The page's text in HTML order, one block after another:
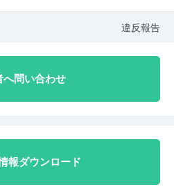
違反報告
へ問い合わせ
報ダウンロード